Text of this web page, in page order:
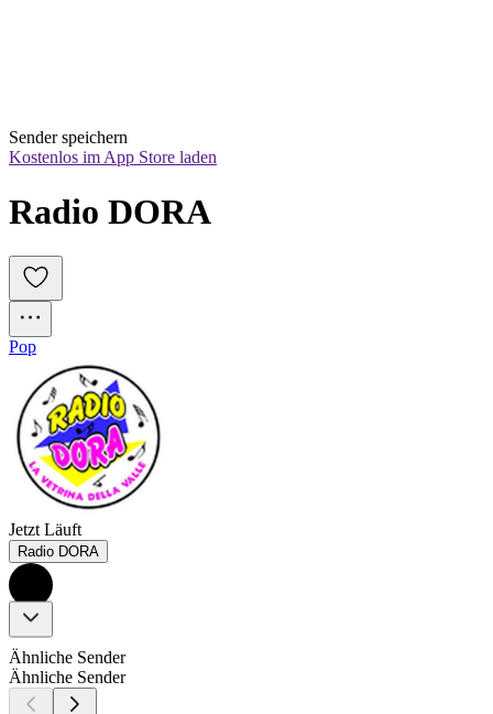
Sender speichern
Kostenlos im App Store laden
Radio DORA
Pop
Jetzt Läuft
Radio DORA
Ähnliche Sender
Ähnliche Sender